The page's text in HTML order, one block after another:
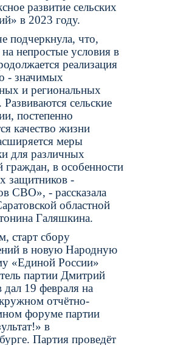
развитие сельских
в 2023 году.
подчеркнула, что,
непростые условия в
реализация
- значимых
и региональных
Развиваются сельские
постепенно
качество жизни
меры
для различных
граждан, в особенности
защитников -
СВО», - рассказала
областной
Галяшкина.
старт сбору
в новую Народную
«Единой России»
партии Дмитрий
19 февраля на
отчётно-
форуме партии
в
Партия проведёт